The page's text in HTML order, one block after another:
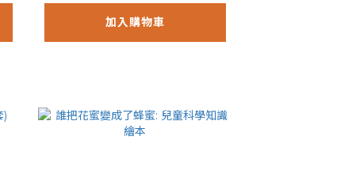
加入購物車